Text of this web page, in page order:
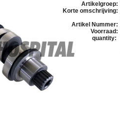
Artikelgroep:
Korte omschrijving:
Artikel Nummer:
Voorraad :
quantity: